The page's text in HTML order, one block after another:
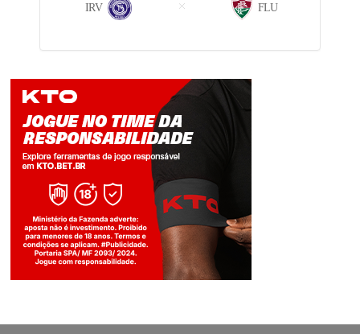
IRV FLU
Jogue com responsabilidade. 18+